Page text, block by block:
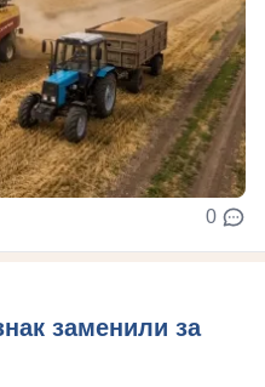
0
заменили за